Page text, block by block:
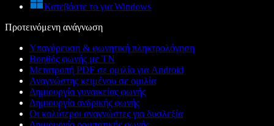
Κατεβάστε το για Windows
Προτεινόμενη ανάγνωση
Υπαγόρευση & φωνητική πληκτρολόγηση
Βοηθός φωνής με ΤΝ
Μετατροπή PDF σε ομιλία για Android
Αναγνώστης κειμένου σε ομιλία
Δημιουργία γυναικείας φωνής
Δημιουργία ανδρικής φωνής
Οι καλύτεροι αναγνώστες για δυσλεξία